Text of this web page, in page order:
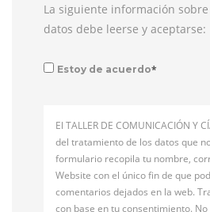
La siguiente información
datos debe leerse y aceptarse:
Estoy de acuerdo*
El TALLER DE COMUNICACIÓN Y
del tratamiento de los datos que
formulario recopila tu nombre,
Website con el único fin de que
comentarios dejados en la web.
con base en tu consentimiento.